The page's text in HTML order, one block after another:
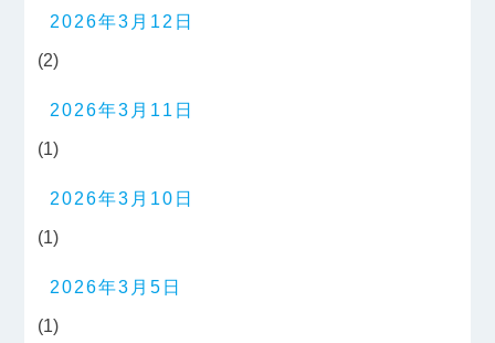
2026年3月12日
(2)
2026年3月11日
(1)
2026年3月10日
(1)
2026年3月5日
(1)